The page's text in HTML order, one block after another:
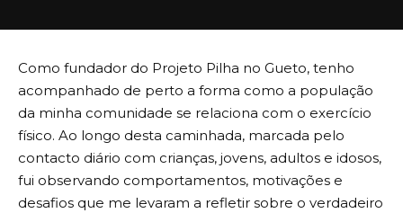
Como fundador do Projeto Pilha no Gueto, tenho
acompanhado de perto a forma como a população
da minha comunidade se relaciona com o exercício
físico. Ao longo desta caminhada, marcada pelo
contacto diário com crianças, jovens, adultos e idosos,
fui observando comportamentos, motivações e
desafios que me levaram a refletir sobre o verdadeiro